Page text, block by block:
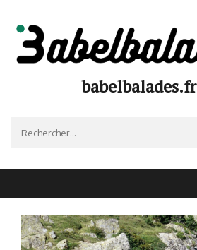
contenu
(Pressez
babelbalades.fr